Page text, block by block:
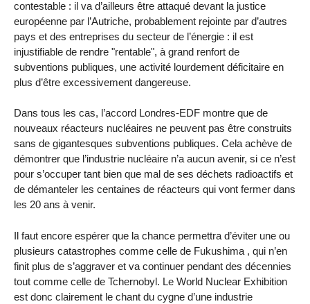
contestable : il va d’ailleurs être attaqué devant la justice
européenne par l’Autriche, probablement rejointe par d’autres
pays et des entreprises du secteur de l’énergie : il est
injustifiable de rendre "rentable", à grand renfort de
subventions publiques, une activité lourdement déficitaire en
plus d’être excessivement dangereuse.
Dans tous les cas, l’accord Londres-EDF montre que de
nouveaux réacteurs nucléaires ne peuvent pas être construits
sans de gigantesques subventions publiques. Cela achève de
démontrer que l’industrie nucléaire n’a aucun avenir, si ce n’est
pour s’occuper tant bien que mal de ses déchets radioactifs et
de démanteler les centaines de réacteurs qui vont fermer dans
les 20 ans à venir.
Il faut encore espérer que la chance permettra d’éviter une ou
plusieurs catastrophes comme celle de Fukushima , qui n’en
finit plus de s’aggraver et va continuer pendant des décennies
tout comme celle de Tchernobyl. Le World Nuclear Exhibition
est donc clairement le chant du cygne d’une industrie